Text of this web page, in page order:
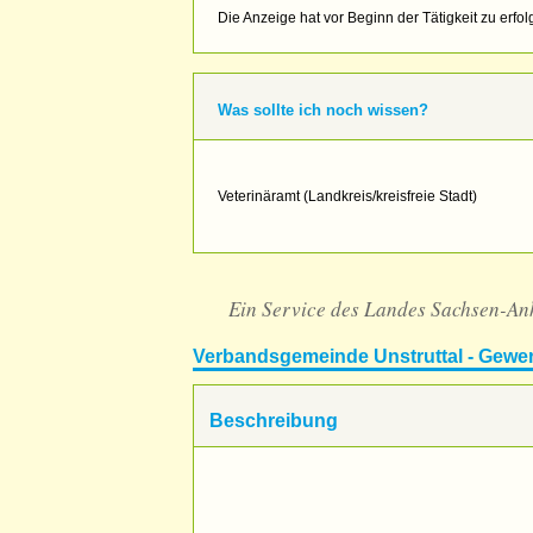
Die Anzeige hat vor Beginn der Tätigkeit zu
Was sollte ich noch wissen?
Veterinäramt (Landkreis/kreisfreie Stadt)
Ein Service des Landes Sachsen-
Verbandsgemeinde Unstruttal -
Beschreibung